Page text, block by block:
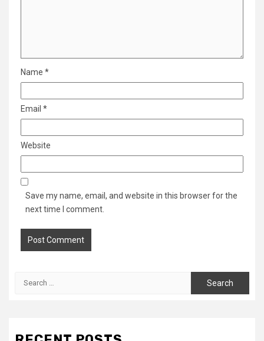
Name *
Email *
Website
Save my name, email, and website in this browser for the
next time I comment.